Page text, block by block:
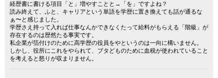
経歴書に書ける項目「と」増やすことと→「を」ですよね？
読み終えて、ふと、キャリアという単語を学歴に置き換えても話が通るな
ぁ〜と感じました。
学歴さえ持って入れば仕事なんかできなくたって給料がもらえる「階級」が
存在するのは歴然たる事実です。
私企業が箔付けのために高学歴の役員をやというのは一向に構いません。
しかし、役所にこれをやられて、ブタどものために血税が使われていること
を考えると怒りが収まりません。